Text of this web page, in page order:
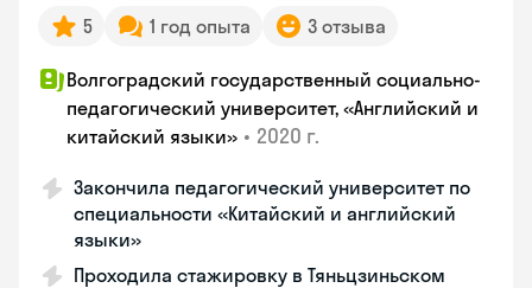
5 1 год опыта 3 отзыва
Волгоградский государственный социально-
педагогический университет, «Английский и
китайский языки» • 2020 г.
Закончила педагогический университет по
специальности «Китайский и английский
языки»
Проходила стажировку в Тяньцзиньском